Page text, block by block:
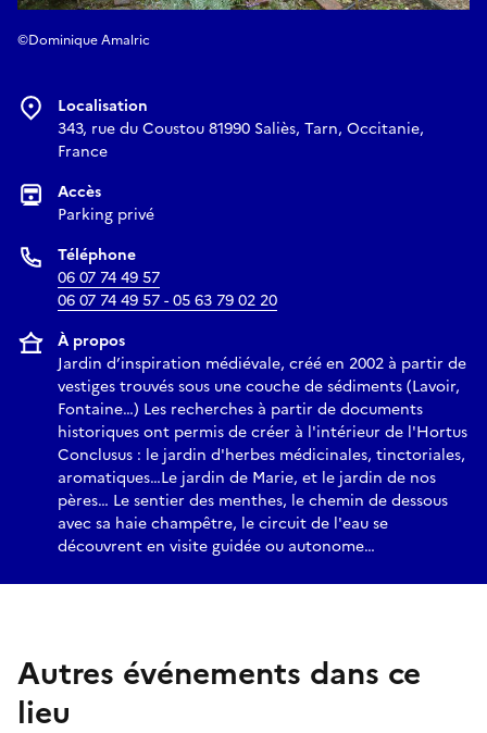
©Dominique Amalric
Localisation
343, rue du Coustou 81990 Saliès, Tarn, Occitanie,
France
Accès
Parking privé
Téléphone
06 07 74 49 57
06 07 74 49 57 - 05 63 79 02 20
À propos
Jardin d’inspiration médiévale, créé en 2002 à partir de
vestiges trouvés sous une couche de sédiments (Lavoir,
Fontaine…) Les recherches à partir de documents
historiques ont permis de créer à l'intérieur de l'Hortus
Conclusus : le jardin d'herbes médicinales, tinctoriales,
aromatiques…Le jardin de Marie, et le jardin de nos
pères… Le sentier des menthes, le chemin de dessous
avec sa haie champêtre, le circuit de l'eau se
découvrent en visite guidée ou autonome…
Autres événements dans ce
lieu